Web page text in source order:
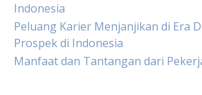
Indonesia
Peluang Karier Menjanjikan di Era
Prospek di Indonesia
Manfaat dan Tantangan dari